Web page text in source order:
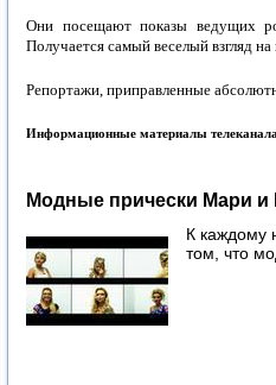
Они посещают показы ведущих
Получается самый веселый взгляд
Репортажи, приправленные
Информационные материалы телеканала
Модные прически Мари и
К каждому
том, что